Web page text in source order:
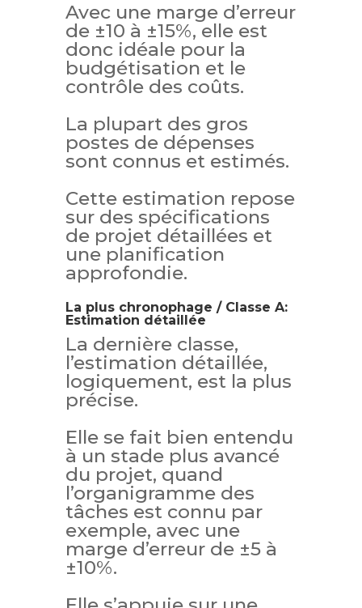
Avec une marge d’erreur
de ±10 à ±15%, elle est
donc idéale pour la
budgétisation et le
contrôle des coûts.
La plupart des gros
postes de dépenses
sont connus et estimés.
Cette estimation repose
sur des spécifications
de projet détaillées et
une planification
approfondie.
La plus chronophage / Classe A:
Estimation détaillée
La dernière classe,
l’estimation détaillée,
logiquement, est la plus
précise.
Elle se fait bien entendu
à un stade plus avancé
du projet, quand
l’organigramme des
tâches est connu par
exemple, avec une
marge d’erreur de ±5 à
±10%.